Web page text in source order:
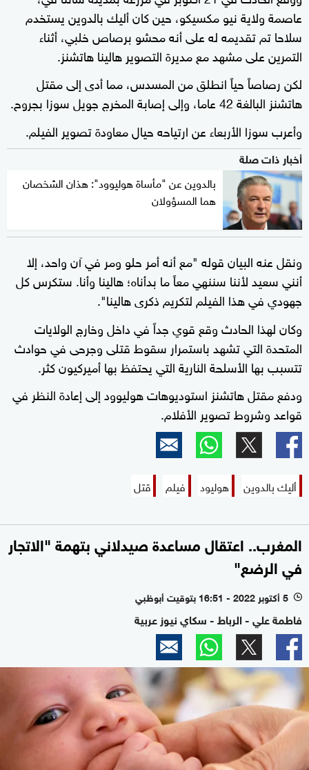
عاصمة ولاية نيو مكسيكو، حين كان أليك بالدوين يستخدم
سلاحا تم تقديمه له على أنه محشو برصاص خلبي، أثناء
التمرين على مشهد مع مديرة التصوير هالينا هاتشنز.
لكن رصاصاً حياً انطلق من المسدس، مما أدى إلى مقتل
هاتشنز البالغة 42 عاما، وإلى إصابة المخرج جويل سوزا بجروح.
وأعرب سوزا الأربعاء عن ارتياحه حيال معاودة تصوير الفيلم.
أخبار ذات صلة
بالدوين عن "مأساة هوليوود": هذان الشخصان
هما المسؤولان
ونقل عنه البيان قوله "مع أنه أمر حلو ومر في آن واحد، إلا
أنني سعيد لأننا سننهي معاً ما بدأناه؛ هالينا وأنا. ستكرس كل
جهودي في هذا الفيلم لتكريم ذكرى هالينا".
وكان لهذا الحادث وقع قوي جداً في داخل وخارج الولايات
المتحدة التي تشهد باستمرار سقوط قتلى وجرحى في حوادث
تتسبب بها الأسلحة النارية التي يحتفظ بها أميركيون كثر.
ودفع مقتل هاتشنز استوديوهات هوليوود إلى إعادة النظر في
قواعد وشروط تصوير الأفلام.
أليك بالدوين هوليود فيلم قتل
المغرب.. اعتقال مساعدة صيدلاني بتهمة "الاتجار
في الرضع"
l 5 أكتوبر 2022 - 16:51 بتوقيت أبوظبي
فاطمة علي - الرباط - سكاي نيوز عربية